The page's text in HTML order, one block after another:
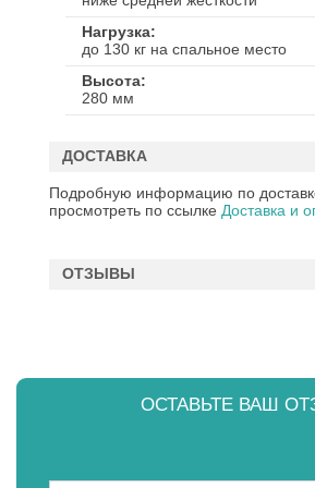
Нагрузка
до 130 кг на спальное место
Высота
280 мм
ДОСТАВКА
Подробную информацию по
просмотреть по ссылке Доставка и
ОТЗЫВЫ
ОСТАВЬТЕ ВАШ